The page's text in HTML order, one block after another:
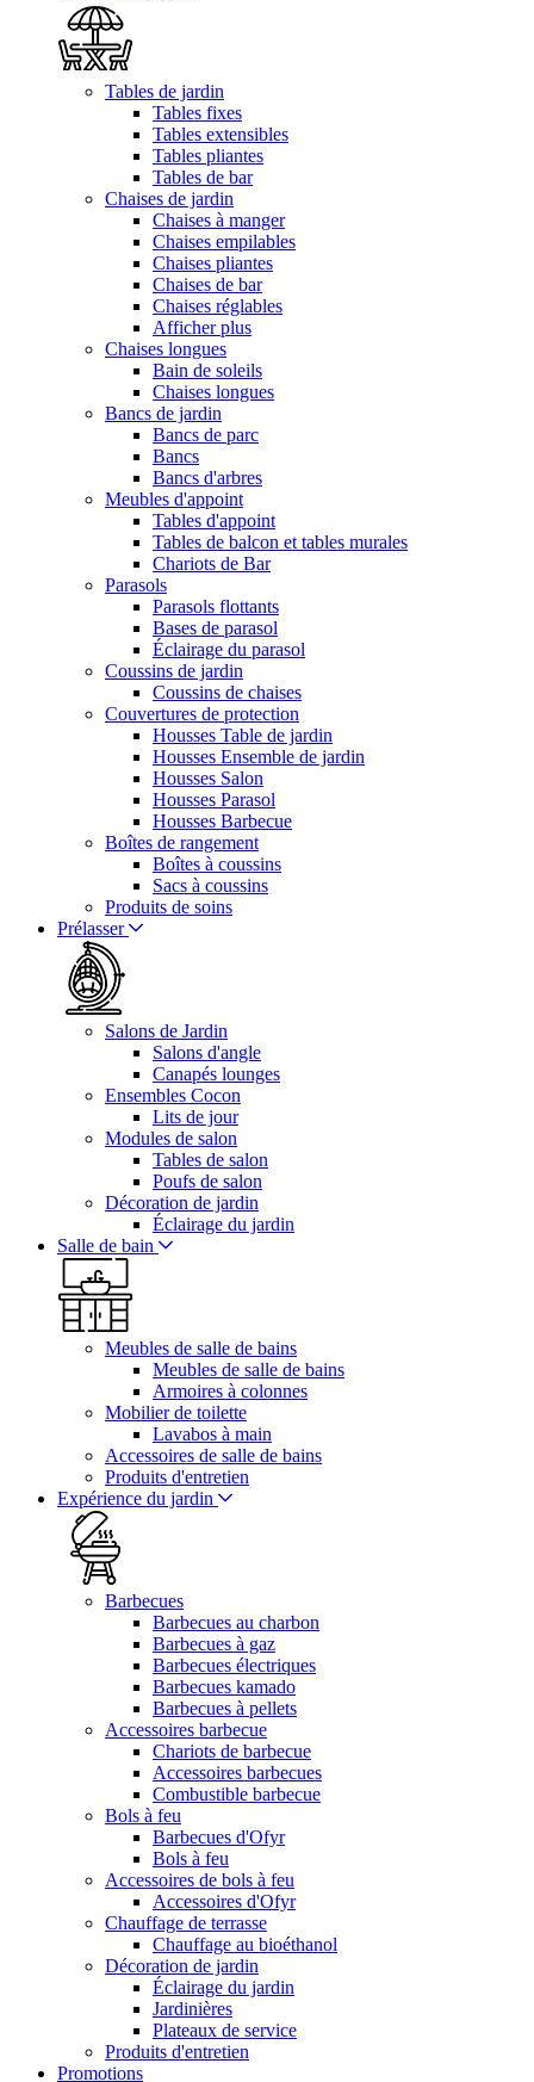
Tables de jardin
Tables fixes
Tables extensibles
Tables pliantes
Tables de bar
Chaises de jardin
Chaises à manger
Chaises empilables
Chaises pliantes
Chaises de bar
Chaises réglables
Afficher plus
Chaises longues
Bain de soleils
Chaises longues
Bancs de jardin
Bancs de parc
Bancs
Bancs d'arbres
Meubles d'appoint
Tables d'appoint
Tables de balcon et tables murales
Chariots de Bar
Parasols
Parasols flottants
Bases de parasol
Éclairage du parasol
Coussins de jardin
Coussins de chaises
Couvertures de protection
Housses Table de jardin
Housses Ensemble de jardin
Housses Salon
Housses Parasol
Housses Barbecue
Boîtes de rangement
Boîtes à coussins
Sacs à coussins
Produits de soins
Prélasser
Salons de Jardin
Salons d'angle
Canapés lounges
Ensembles Cocon
Lits de jour
Modules de salon
Tables de salon
Poufs de salon
Décoration de jardin
Éclairage du jardin
Salle de bain
Meubles de salle de bains
Meubles de salle de bains
Armoires à colonnes
Mobilier de toilette
Lavabos à main
Accessoires de salle de bains
Produits d'entretien
Expérience du jardin
Barbecues
Barbecues au charbon
Barbecues à gaz
Barbecues électriques
Barbecues kamado
Barbecues à pellets
Accessoires barbecue
Chariots de barbecue
Accessoires barbecues
Combustible barbecue
Bols à feu
Barbecues d'Ofyr
Bols à feu
Accessoires de bols à feu
Accessoires d'Ofyr
Chauffage de terrasse
Chauffage au bioéthanol
Décoration de jardin
Éclairage du jardin
Jardinières
Plateaux de service
Produits d'entretien
Promotions